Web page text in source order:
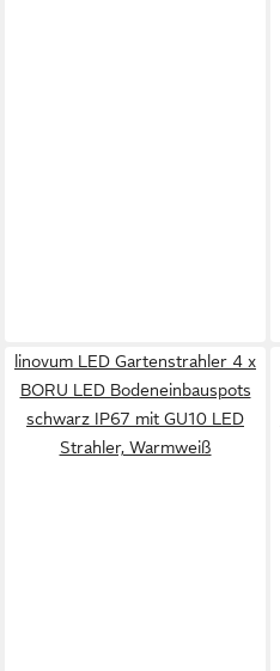
linovum LED Gartenstrahler 4 x
BORU LED Bodeneinbauspots
schwarz IP67 mit GU10 LED
Strahler, Warmweiß